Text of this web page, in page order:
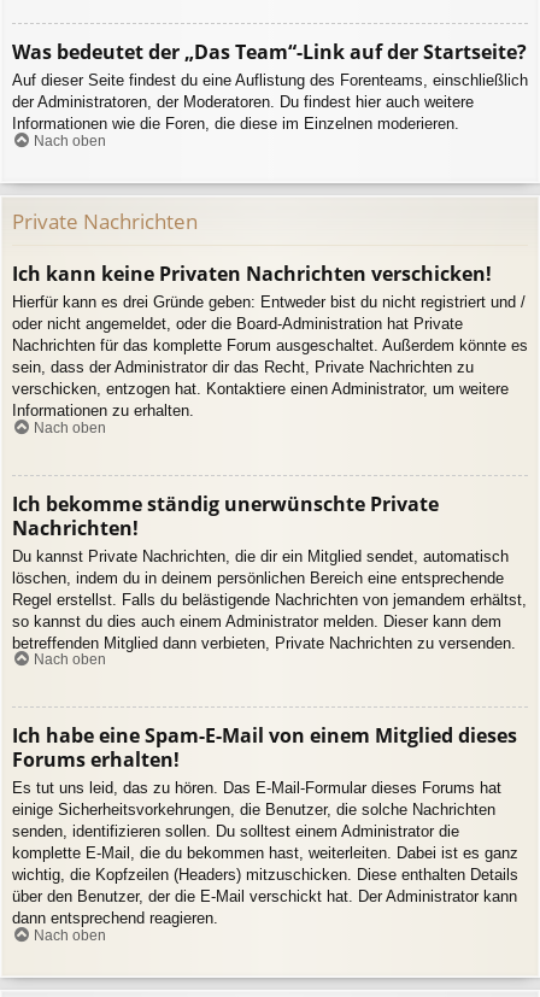
Was bedeutet der „Das Team“-Link auf der Startseite?
Auf dieser Seite findest du eine Auflistung des Forenteams, einschließlich
der Administratoren, der Moderatoren. Du findest hier auch weitere
Informationen wie die Foren, die diese im Einzelnen moderieren.
Nach oben
Private Nachrichten
Ich kann keine Privaten Nachrichten verschicken!
Hierfür kann es drei Gründe geben: Entweder bist du nicht registriert und /
oder nicht angemeldet, oder die Board-Administration hat Private
Nachrichten für das komplette Forum ausgeschaltet. Außerdem könnte es
sein, dass der Administrator dir das Recht, Private Nachrichten zu
verschicken, entzogen hat. Kontaktiere einen Administrator, um weitere
Informationen zu erhalten.
Nach oben
Ich bekomme ständig unerwünschte Private
Nachrichten!
Du kannst Private Nachrichten, die dir ein Mitglied sendet, automatisch
löschen, indem du in deinem persönlichen Bereich eine entsprechende
Regel erstellst. Falls du belästigende Nachrichten von jemandem erhältst,
so kannst du dies auch einem Administrator melden. Dieser kann dem
betreffenden Mitglied dann verbieten, Private Nachrichten zu versenden.
Nach oben
Ich habe eine Spam-E-Mail von einem Mitglied dieses
Forums erhalten!
Es tut uns leid, das zu hören. Das E-Mail-Formular dieses Forums hat
einige Sicherheitsvorkehrungen, die Benutzer, die solche Nachrichten
senden, identifizieren sollen. Du solltest einem Administrator die
komplette E-Mail, die du bekommen hast, weiterleiten. Dabei ist es ganz
wichtig, die Kopfzeilen (Headers) mitzuschicken. Diese enthalten Details
über den Benutzer, der die E-Mail verschickt hat. Der Administrator kann
dann entsprechend reagieren.
Nach oben